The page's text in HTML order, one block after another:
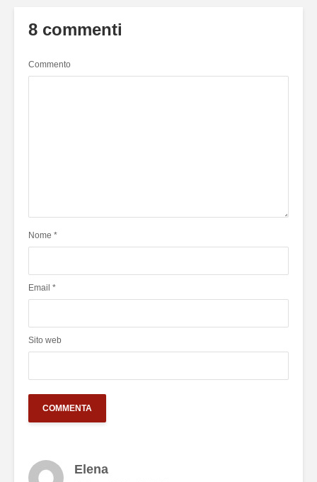
8 commenti
Commento
Nome *
Email *
Sito web
Elena